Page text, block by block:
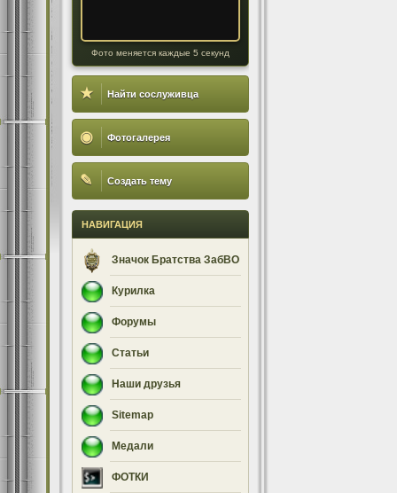
Фото меняется каждые 5 секунд
★ Найти сослуживца
◉ Фотогалерея
✎ Создать тему
НАВИГАЦИЯ
Значок Братства ЗабВО
Курилка
Форумы
Статьи
Наши друзья
Sitemap
Медали
ФОТКИ